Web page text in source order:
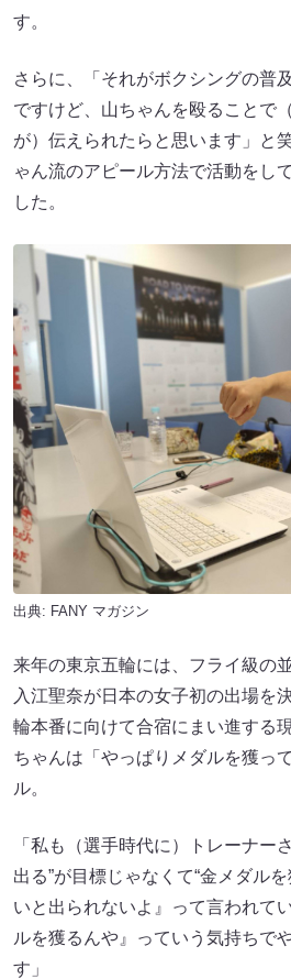
す。
さらに、「それがボクシングの普
ですけど、山ちゃんを殴ることで
が）伝えられたらと思います」と
ゃん流のアピール方法で活動をし
した。
出典: FANY マガジン
来年の東京五輪には、フライ級の
入江聖奈が日本の女子初の出場を
輪本番に向けて合宿にまい進する
ちゃんは「やっぱりメダルを獲っ
ル。
「私も（選手時代に）トレーナー
出る”が目標じゃなくて“金メダル
いと出られないよ』って言われて
ルを獲るんや』っていう気持ちで
す」